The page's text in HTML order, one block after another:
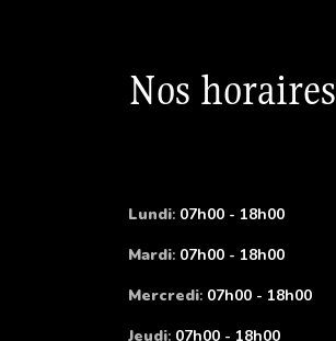
Nos horaires
Lundi: 07h00 - 18h00
Mardi: 07h00 - 18h00
Mercredi: 07h00 - 18h00
Jeudi: 07h00 - 18h00